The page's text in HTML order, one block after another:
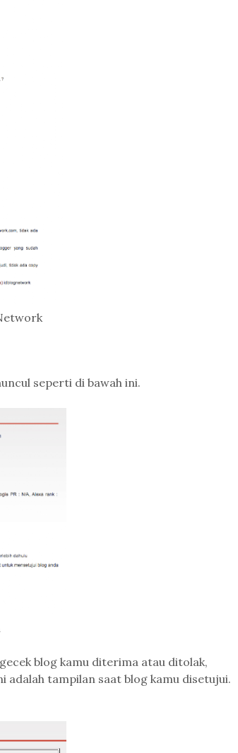
seperti di bawah ini.
blog kamu diterima atau ditolak,
adalah tampilan saat blog kamu disetujui.